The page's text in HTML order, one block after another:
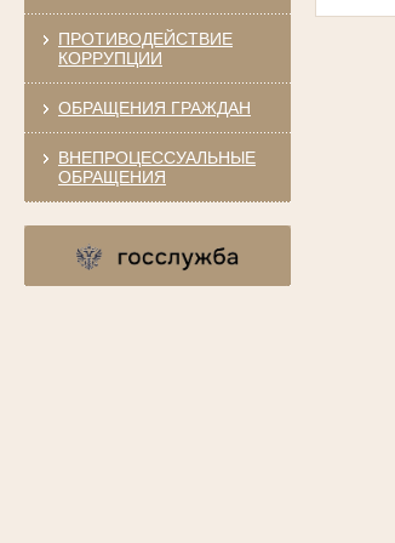
ПРОТИВОДЕЙСТВИЕ
КОРРУПЦИИ
ОБРАЩЕНИЯ ГРАЖДАН
ВНЕПРОЦЕССУАЛЬНЫЕ
ОБРАЩЕНИЯ